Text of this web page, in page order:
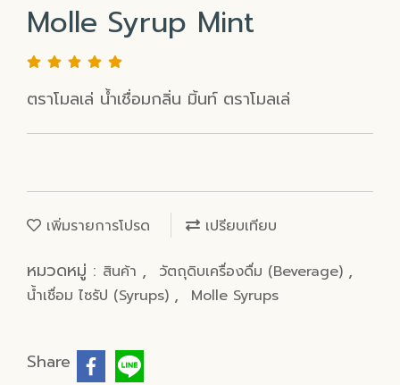
Molle Syrup Mint
ตราโมลเล่ น้ำเชื่อมกลิ่น มิ้นท์ ตราโมลเล่
เพิ่มรายการโปรด เปรียบเทียบ
หมวดหมู่ : สินค้า , วัตถุดิบเครื่องดื่ม (Beverage) ,
น้ำเชื่อม ไซรัป (Syrups) , Molle Syrups
Share